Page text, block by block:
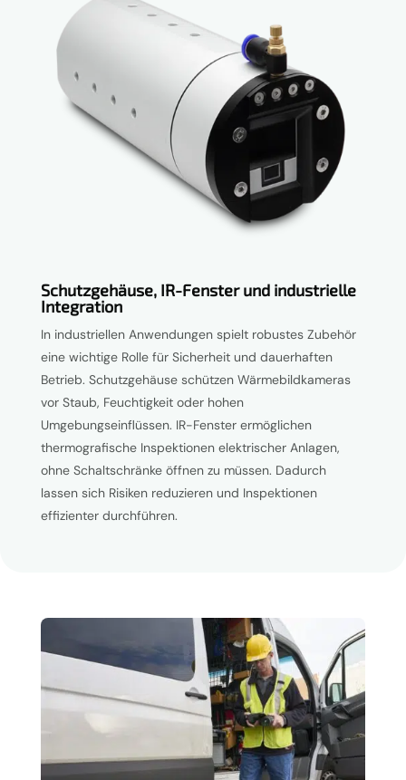
Schutzgehäuse, IR-Fenster und industrielle
Integration
In industriellen Anwendungen spielt robustes Zubehör
eine wichtige Rolle für Sicherheit und dauerhaften
Betrieb. Schutzgehäuse schützen Wärmebildkameras
vor Staub, Feuchtigkeit oder hohen
Umgebungseinflüssen. IR-Fenster ermöglichen
thermografische Inspektionen elektrischer Anlagen,
ohne Schaltschränke öffnen zu müssen. Dadurch
lassen sich Risiken reduzieren und Inspektionen
effizienter durchführen.